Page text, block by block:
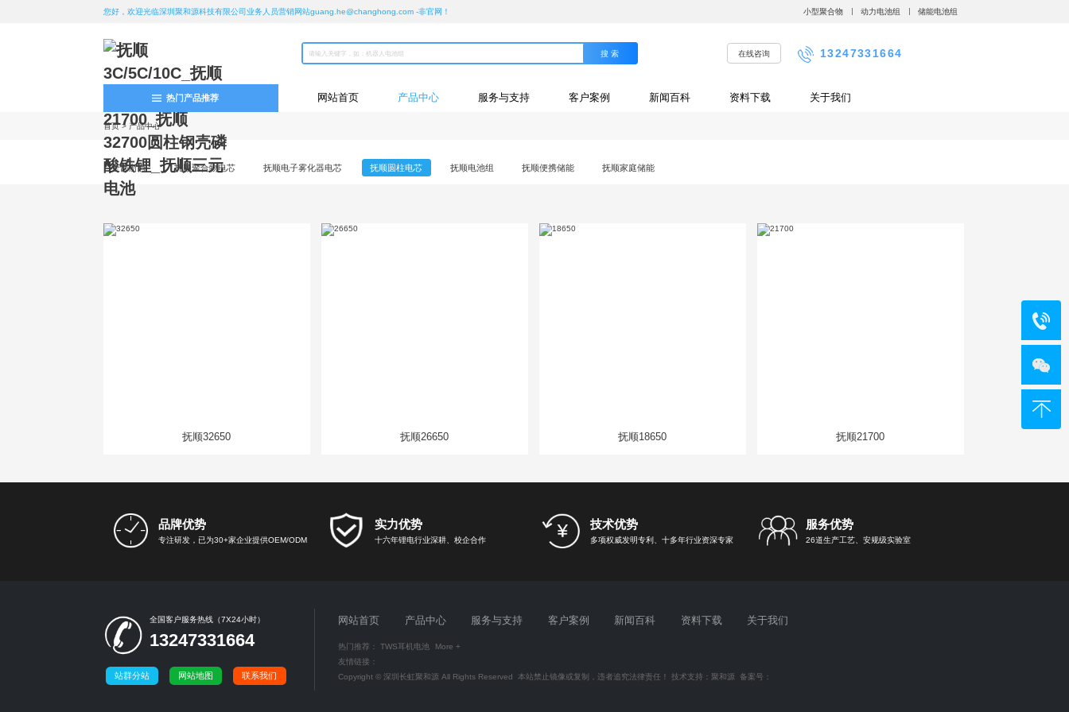
您好，欢迎光临深圳聚和源科技有限公司业务人员营销网站guang.he@changhong.com -非官网！ 小型聚合物 动力电池组 储能电池组
在线咨询 13247331664
热门产品推荐 网站首页 产品中心 服务与支持 客户案例 新闻百科 资料下载 关于我们
首页> 产品中心
全部所有 抚顺聚合物电芯 抚顺电子雾化器电芯 抚顺圆柱电芯 抚顺电池组 抚顺便携储能 抚顺家庭储能
抚顺32650 抚顺26650 抚顺18650 抚顺21700
品牌优势
专注研发，已为30+家企业提供OEM/ODM
实力优势
十六年锂电行业深耕、校企合作
技术优势
多项权威发明专利、十多年行业资深专家
服务优势
26道生产工艺、安规级实验室
全国客户服务热线（7X24小时）
13247331664
站群分站 网站地图 联系我们
网站首页 产品中心 服务与支持 客户案例 新闻百科 资料下载 关于我们
热门推荐：TWS耳机电池
More +
友情链接：
Copyright © 深圳长虹聚和源 All Rights Reserved 本站禁止镜像或复制，违者追究法律责任！ 技术支持： 聚和源 备案号：